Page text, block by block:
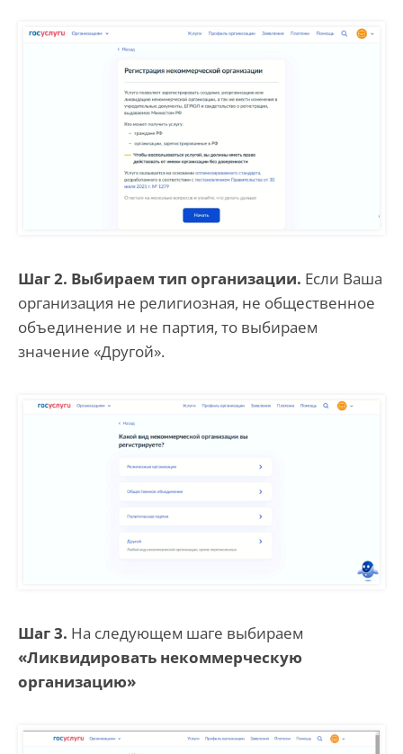
Шаг 2. Выбираем тип организации. Если Ваша
организация не религиозная, не общественное
объединение и не партия, то выбираем
значение «Другой».
Шаг 3. На следующем шаге выбираем
«Ликвидировать некоммерческую
организацию»